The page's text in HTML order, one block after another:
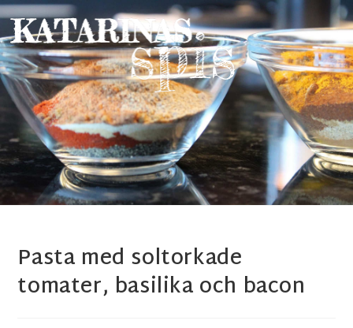
Pasta med soltorkade
tomater, basilika och bacon